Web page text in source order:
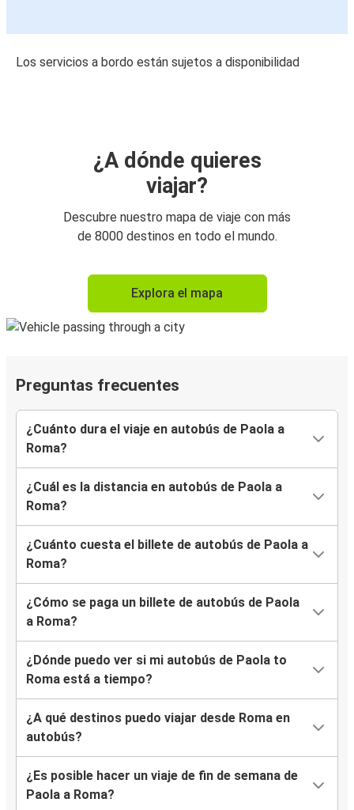
Los servicios a bordo están sujetos a disponibilidad
¿A dónde quieres
viajar?
Descubre nuestro mapa de viaje con más
de 8000 destinos en todo el mundo.
Explora el mapa
Preguntas frecuentes
¿Cuánto dura el viaje en autobús de Paola a
Roma?
¿Cuál es la distancia en autobús de Paola a
Roma?
¿Cuánto cuesta el billete de autobús de Paola a
Roma?
¿Cómo se paga un billete de autobús de Paola
a Roma?
¿Dónde puedo ver si mi autobús de Paola to
Roma está a tiempo?
¿A qué destinos puedo viajar desde Roma en
autobús?
¿Es posible hacer un viaje de fin de semana de
Paola a Roma?